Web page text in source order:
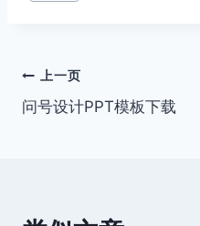
文
章
上一页
问号设计PPT模板下载